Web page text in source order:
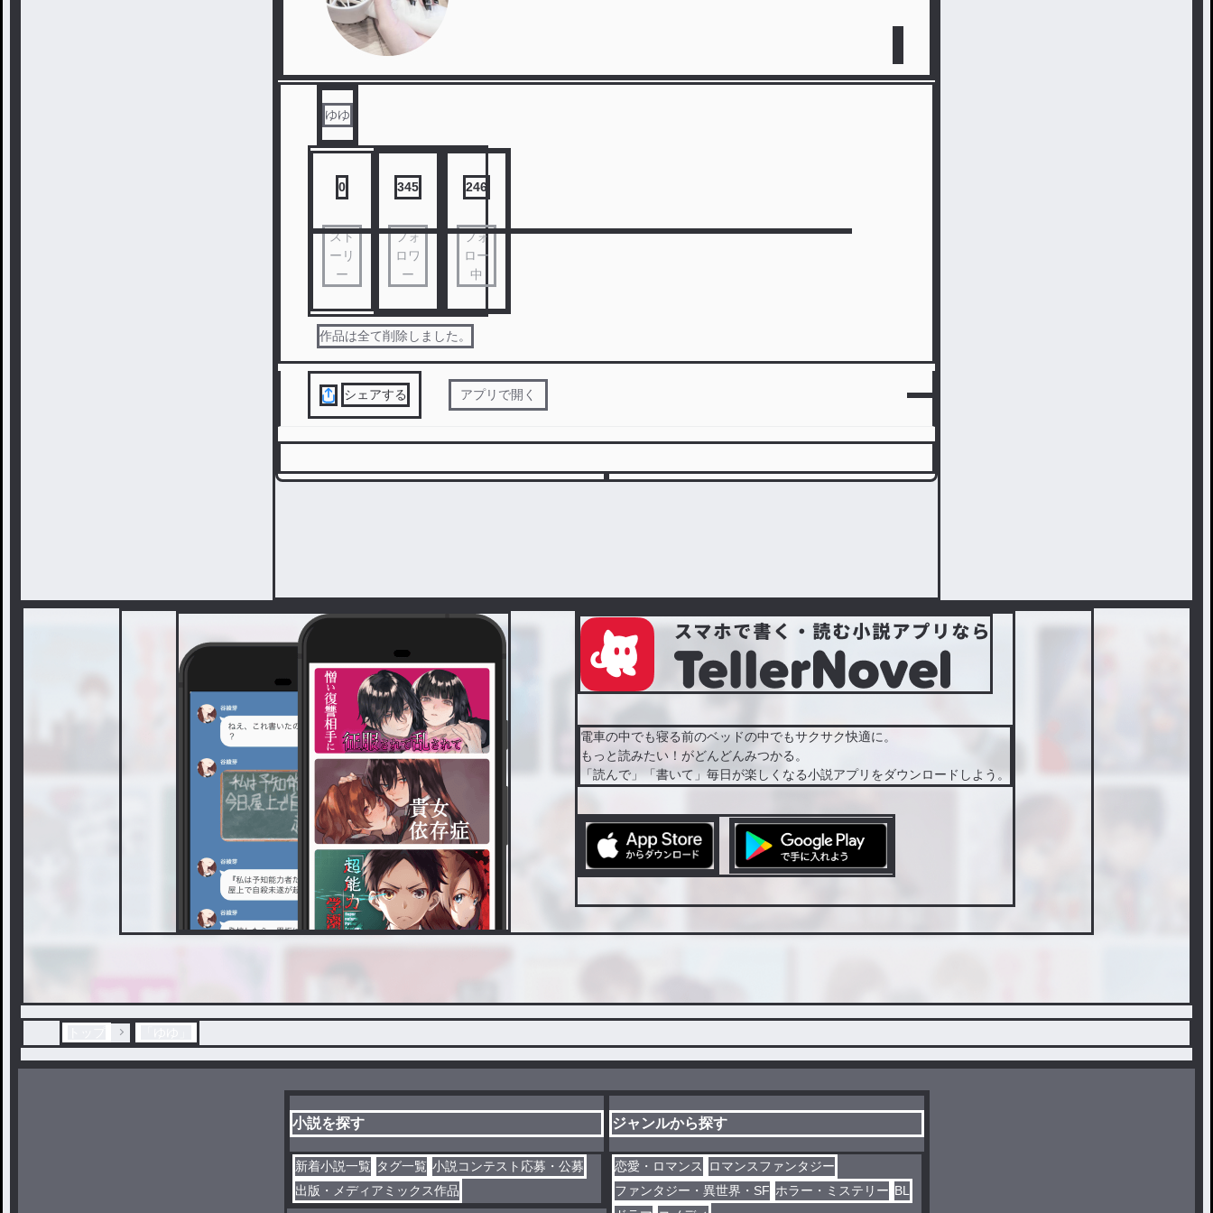
ゆゆ
0
スト
ーリ
ー
345
フォ
ロワ
ー
246
フォ
ロー
中
作品は全て削除しました。
シェアする アプリで開く
電車の中でも寝る前のベッドの中でもサクサク快適に。
もっと読みたい！がどんどんみつかる。
「読んで」「書いて」毎日が楽しくなる小説アプリをダウンロードしよう。
小説を探す
新着小説一覧 タグ一覧 小説コンテスト応募・公募
出版・メディアミックス作品
ジャンルから探す
恋愛・ロマンス
ロマンスファンタジー
ファンタジー・異世界・SF ホラー・ミステリー BL